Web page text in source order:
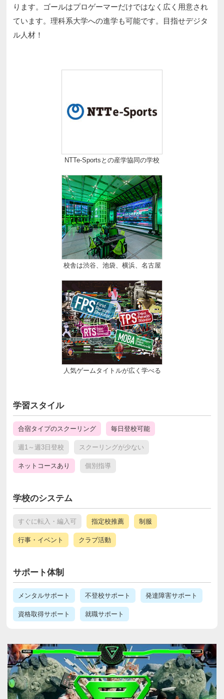
ります。ゴールはプロゲーマーだけではなく広く用意され
ています。理科系大学への進学も可能です。目指せデジタ
ル人材！
NTTe-Sportsとの産学協同の学校
校舎は渋谷、池袋、横浜、名古屋
人気ゲームタイトルが広く学べる
学習スタイル
合宿タイプのスクーリング 毎日登校可能
週1～週3日登校 スクーリングが少ない
ネットコースあり 個別指導
学校のシステム
すぐに転入・編入可 指定校推薦 制服
行事・イベント クラブ活動
サポート体制
メンタルサポート 不登校サポート 発達障害サポート
資格取得サポート 就職サポート